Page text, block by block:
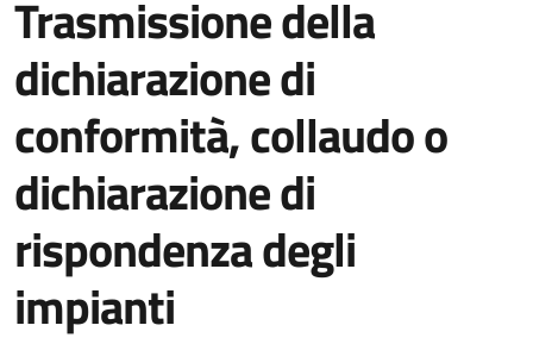
Trasmissione della
dichiarazione di
conformità, collaudo o
dichiarazione di
rispondenza degli
impianti